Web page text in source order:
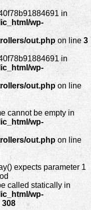
in
wp-
out.php on line 3
in
wp-
out.phpon line
cannot be empty in
wp-
out.php on line
expects parameter 1
called statically in
wp-
308